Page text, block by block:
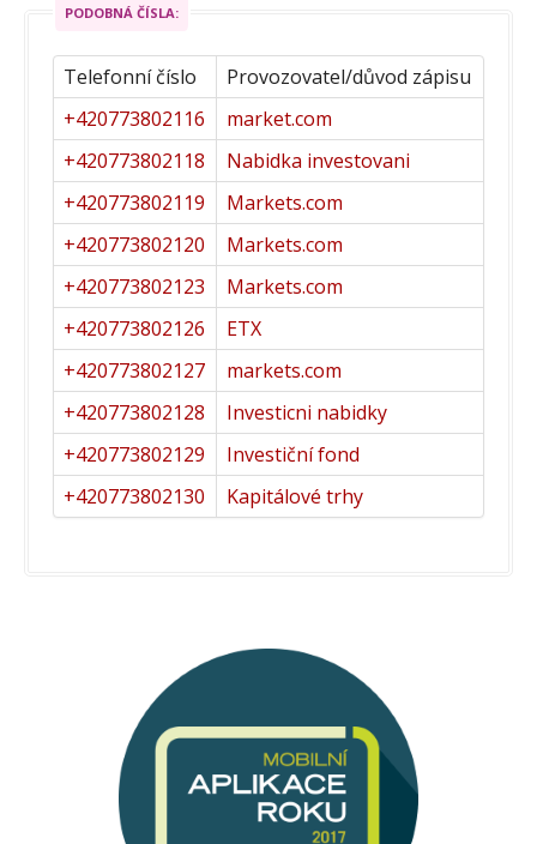
PODOBNÁ ČÍSLA:
Telefonní číslo
Provozovatel/důvod zápisu
+420773802116
market.com
+420773802118
Nabidka investovani
+420773802119
Markets.com
+420773802120
Markets.com
+420773802123
Markets.com
+420773802126
ETX
+420773802127
markets.com
+420773802128
Investicni nabidky
+420773802129
Investiční fond
+420773802130
Kapitálové trhy